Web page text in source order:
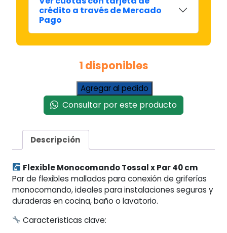
crédito a través de Mercado
Pago
1 disponibles
Flexible
Monocomando
Tossal
Par
40
cantidad
Agregar al pedido
Consultar por este producto
Descripción
Flexible Monocomando Tossal x Par 40 cm
Par de flexibles mallados para conexión de griferías
monocomando, ideales para instalaciones seguras y
duraderas en cocina, baño o lavatorio.
Características clave: